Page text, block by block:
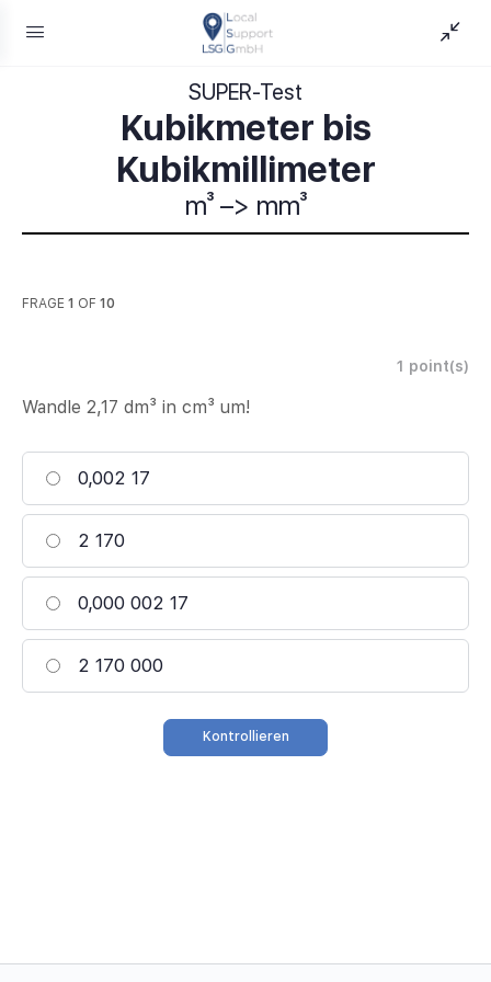
SUPER-Test
Kubikmeter bis
Kubikmillimeter
m³ –> mm³
FRAGE 1 OF 10
1 point(s)
Wandle 2,17 dm³ in cm³ um!
0,002 17
2 170
0,000 002 17
2 170 000